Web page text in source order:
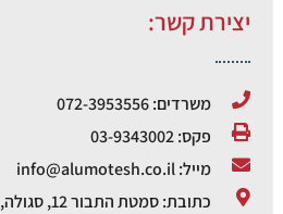
יצירת קשר:
משרדים: 072-3953556
פקס: 03-9343002
מייל: info@alumotesh.co.il
כתובת: סמטת התבור 12, סגולה,